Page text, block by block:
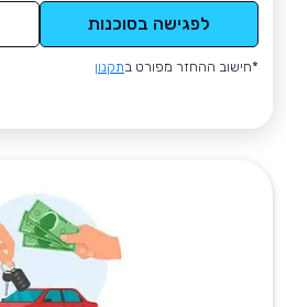
לפגישה בסוכנות
*חישוב ההחזר מפורט בתקנון